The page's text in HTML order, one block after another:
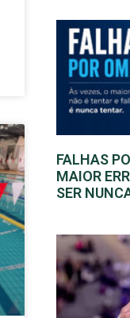
FALHAS
MAIOR
SER